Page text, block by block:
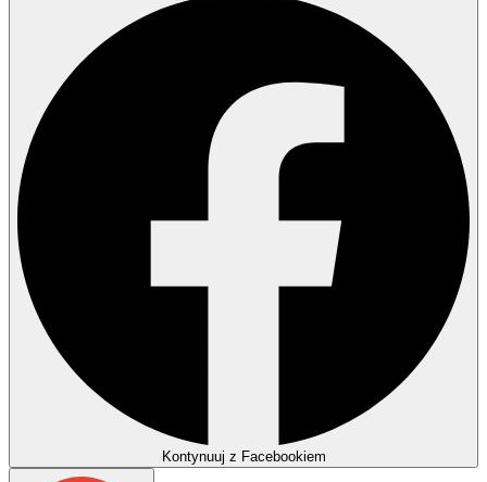
Kontynuuj z Facebookiem